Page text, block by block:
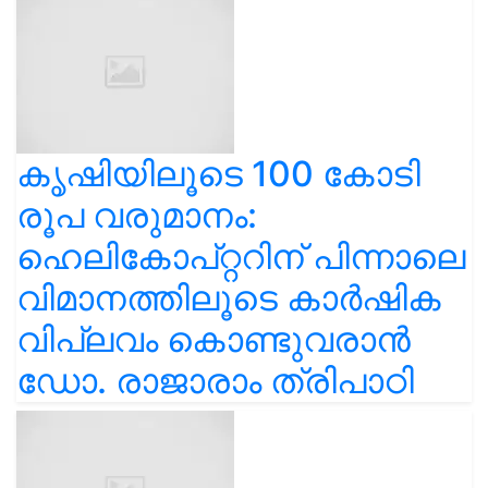
കൃഷിയിലൂടെ 100 കോടി
രൂപ വരുമാനം:
ഹെലികോപ്റ്ററിന് പിന്നാലെ
വിമാനത്തിലൂടെ കാർഷിക
വിപ്ലവം കൊണ്ടുവരാൻ
ഡോ. രാജാരാം ത്രിപാഠി